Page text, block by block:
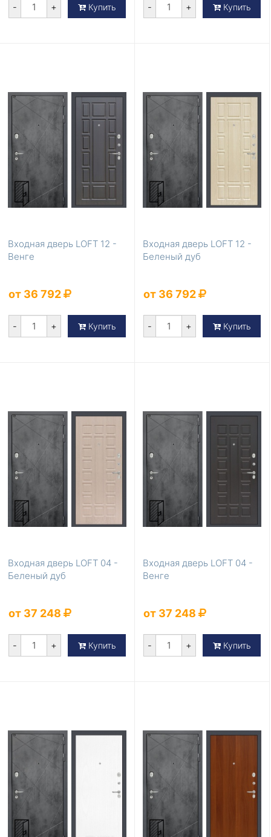
- + Купить - + Купить
Входная дверь LOFT 12 -
Венге
от 36 792
- + Купить
Входная дверь LOFT 12 -
Беленый дуб
от 36 792
- + Купить
Входная дверь LOFT 04 -
Беленый дуб
от 37 248
- + Купить
Входная дверь LOFT 04 -
Венге
от 37 248
- + Купить